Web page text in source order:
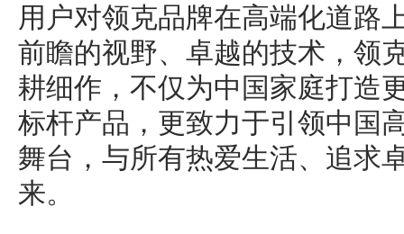
用户对领克品牌在高端化道路
前瞻的视野、卓越的技术，领
耕细作，不仅为中国家庭打造
标杆产品，更致力于引领中国
舞台，与所有热爱生活、追求
来。